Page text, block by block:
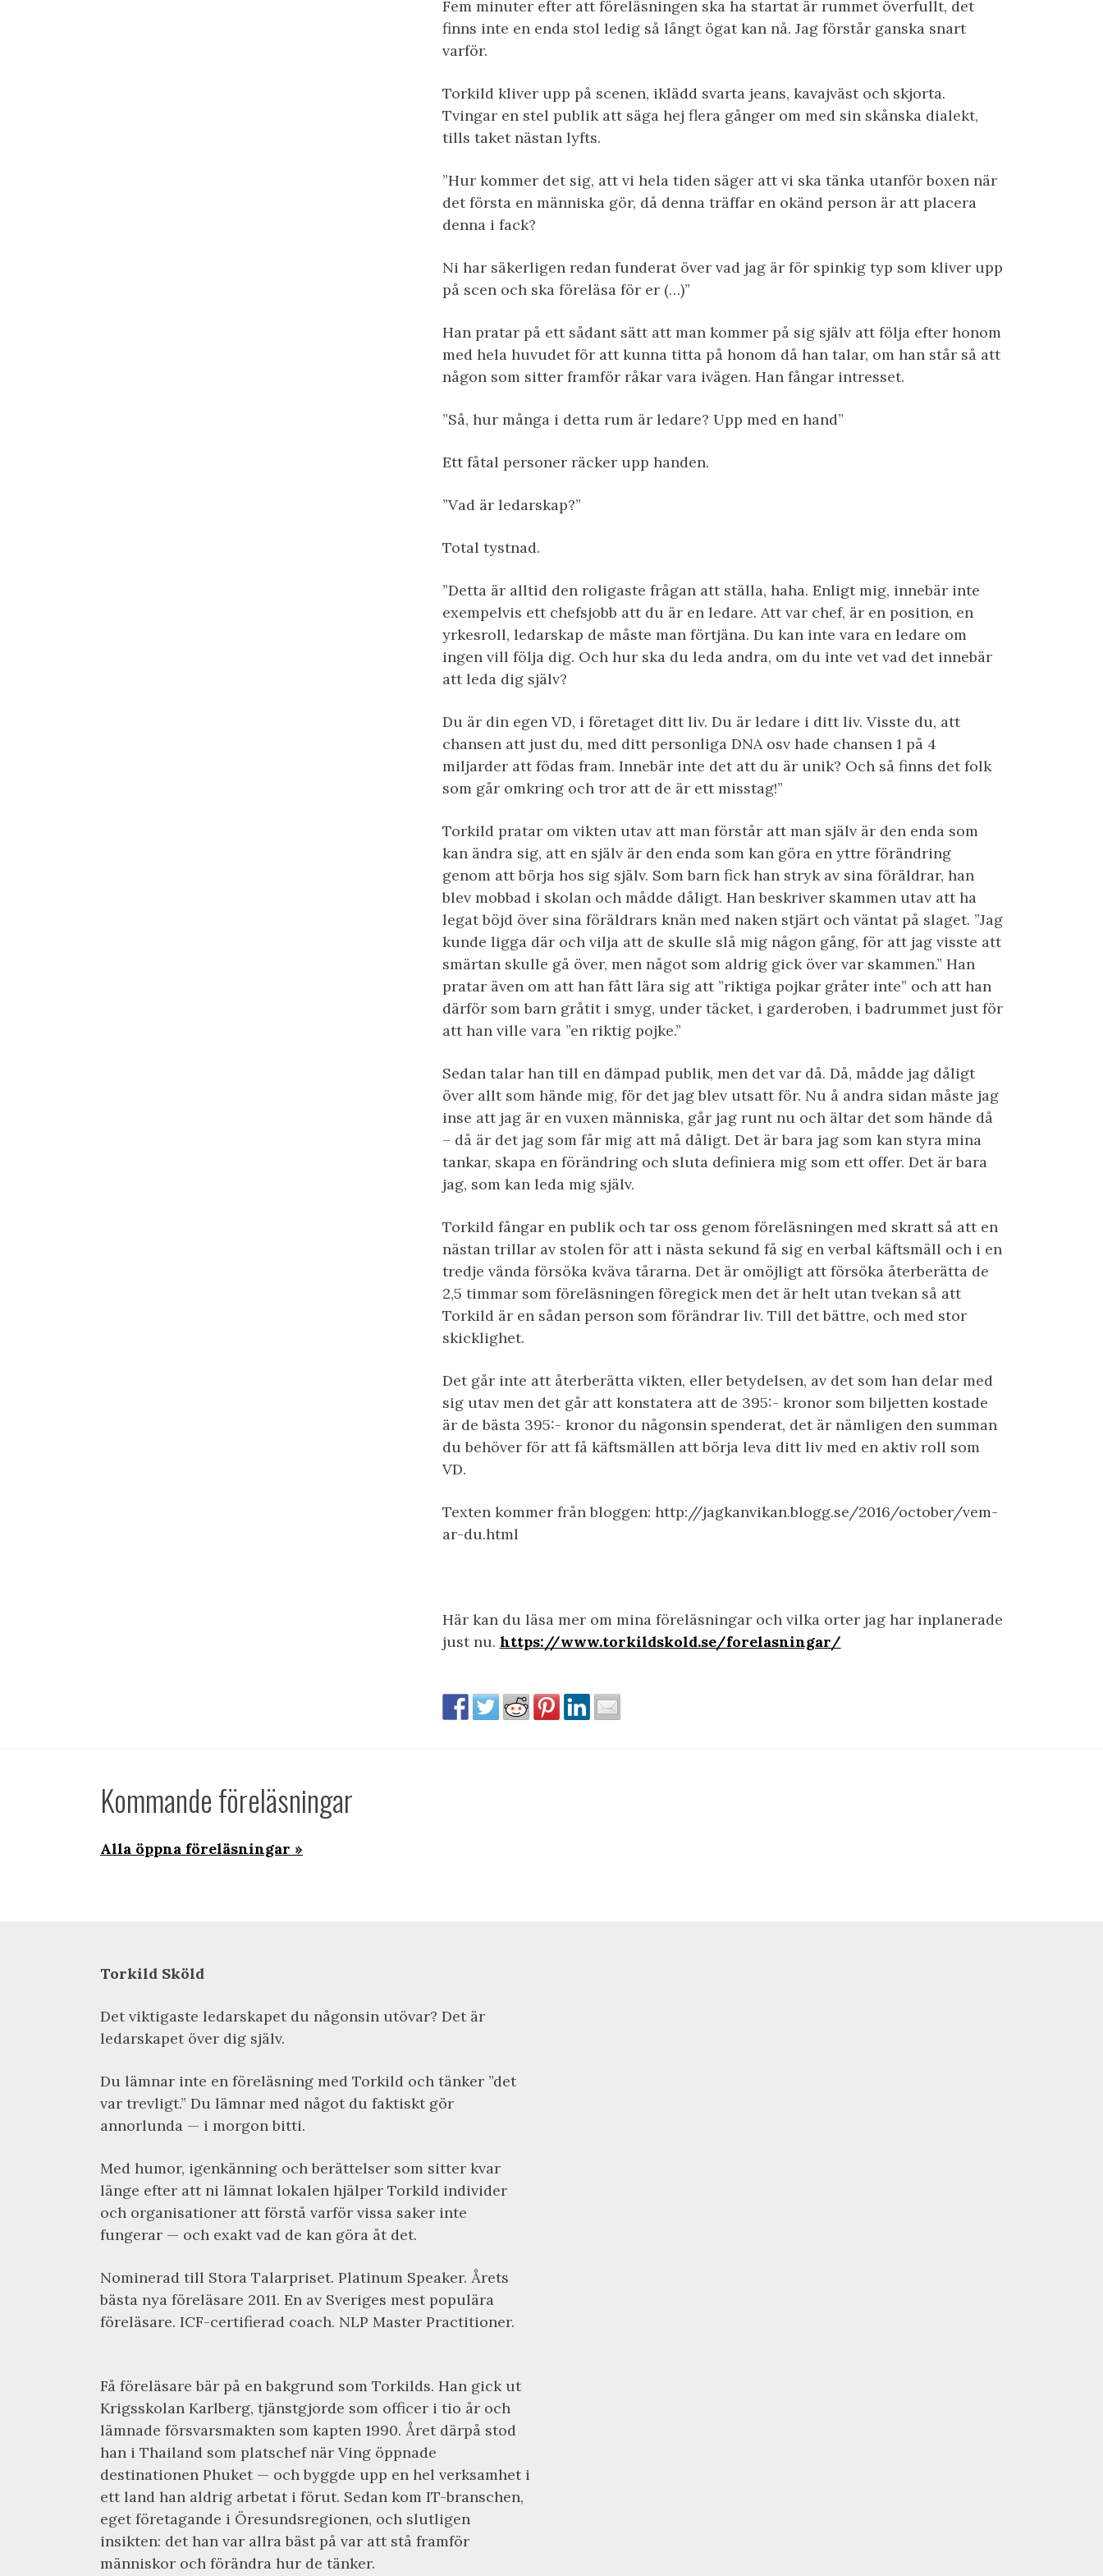
Fem minuter efter att föreläsningen ska ha startat är rummet överfullt, det
finns inte en enda stol ledig så långt ögat kan nå. Jag förstår ganska snart
varför.
Torkild kliver upp på scenen, iklädd svarta jeans, kavajväst och skjorta.
Tvingar en stel publik att säga hej flera gånger om med sin skånska dialekt,
tills taket nästan lyfts.
”Hur kommer det sig, att vi hela tiden säger att vi ska tänka utanför boxen när
det första en människa gör, då denna träffar en okänd person är att placera
denna i fack?
Ni har säkerligen redan funderat över vad jag är för spinkig typ som kliver upp
på scen och ska föreläsa för er (…)”
Han pratar på ett sådant sätt att man kommer på sig själv att följa efter honom
med hela huvudet för att kunna titta på honom då han talar, om han står så att
någon som sitter framför råkar vara ivägen. Han fångar intresset.
”Så, hur många i detta rum är ledare? Upp med en hand”
Ett fåtal personer räcker upp handen.
”Vad är ledarskap?”
Total tystnad.
”Detta är alltid den roligaste frågan att ställa, haha. Enligt mig, innebär inte
exempelvis ett chefsjobb att du är en ledare. Att var chef, är en position, en
yrkesroll, ledarskap de måste man förtjäna. Du kan inte vara en ledare om
ingen vill följa dig. Och hur ska du leda andra, om du inte vet vad det innebär
att leda dig själv?
Du är din egen VD, i företaget ditt liv. Du är ledare i ditt liv. Visste du, att
chansen att just du, med ditt personliga DNA osv hade chansen 1 på 4
miljarder att födas fram. Innebär inte det att du är unik? Och så finns det folk
som går omkring och tror att de är ett misstag!”
Torkild pratar om vikten utav att man förstår att man själv är den enda som
kan ändra sig, att en själv är den enda som kan göra en yttre förändring
genom att börja hos sig själv. Som barn fick han stryk av sina föräldrar, han
blev mobbad i skolan och mådde dåligt. Han beskriver skammen utav att ha
legat böjd över sina föräldrars knän med naken stjärt och väntat på slaget. ”Jag
kunde ligga där och vilja att de skulle slå mig någon gång, för att jag visste att
smärtan skulle gå över, men något som aldrig gick över var skammen.” Han
pratar även om att han fått lära sig att ”riktiga pojkar gråter inte” och att han
därför som barn gråtit i smyg, under täcket, i garderoben, i badrummet just för
att han ville vara ”en riktig pojke.”
Sedan talar han till en dämpad publik, men det var då. Då, mådde jag dåligt
över allt som hände mig, för det jag blev utsatt för. Nu å andra sidan måste jag
inse att jag är en vuxen människa, går jag runt nu och ältar det som hände då
– då är det jag som får mig att må dåligt. Det är bara jag som kan styra mina
tankar, skapa en förändring och sluta definiera mig som ett offer. Det är bara
jag, som kan leda mig själv.
Torkild fångar en publik och tar oss genom föreläsningen med skratt så att en
nästan trillar av stolen för att i nästa sekund få sig en verbal käftsmäll och i en
tredje vända försöka kväva tårarna. Det är omöjligt att försöka återberätta de
2,5 timmar som föreläsningen föregick men det är helt utan tvekan så att
Torkild är en sådan person som förändrar liv. Till det bättre, och med stor
skicklighet.
Det går inte att återberätta vikten, eller betydelsen, av det som han delar med
sig utav men det går att konstatera att de 395:- kronor som biljetten kostade
är de bästa 395:- kronor du någonsin spenderat, det är nämligen den summan
du behöver för att få käftsmällen att börja leva ditt liv med en aktiv roll som
VD.
Texten kommer från bloggen: http://jagkanvikan.blogg.se/2016/october/vem-
ar-du.html
Här kan du läsa mer om mina föreläsningar och vilka orter jag har inplanerade
just nu. https://www.torkildskold.se/forelasningar/
Kommande föreläsningar
Alla öppna föreläsningar
Torkild Sköld
Det viktigaste ledarskapet du någonsin utövar? Det är
ledarskapet över dig själv.
Du lämnar inte en föreläsning med Torkild och tänker ”det
var trevligt.” Du lämnar med något du faktiskt gör
annorlunda — i morgon bitti.
Med humor, igenkänning och berättelser som sitter kvar
länge efter att ni lämnat lokalen hjälper Torkild individer
och organisationer att förstå varför vissa saker inte
fungerar — och exakt vad de kan göra åt det.
Nominerad till Stora Talarpriset. Platinum Speaker. Årets
bästa nya föreläsare 2011. En av Sveriges mest populära
föreläsare. ICF-certifierad coach. NLP Master Practitioner.
Få föreläsare bär på en bakgrund som Torkilds. Han gick ut
Krigsskolan Karlberg, tjänstgjorde som officer i tio år och
lämnade försvarsmakten som kapten 1990. Året därpå stod
han i Thailand som platschef när Ving öppnade
destinationen Phuket — och byggde upp en hel verksamhet i
ett land han aldrig arbetat i förut. Sedan kom IT-branschen,
eget företagande i Öresundsregionen, och slutligen
insikten: det han var allra bäst på var att stå framför
människor och förändra hur de tänker.